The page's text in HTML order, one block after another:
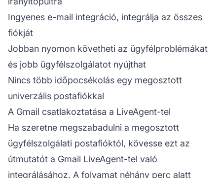
Ingyenes e-mail integráció, integrálja az összes
fiókját
Jobban nyomon követheti az ügyfélproblémákat
és jobb ügyfélszolgálatot nyújthat
Nincs több időpocsékolás egy megosztott
univerzális postafiókkal
A Gmail csatlakoztatása a LiveAgent-tel
Ha szeretne megszabadulni a megosztott
ügyfélszolgálati postafióktól, kövesse ezt az
útmutatót a Gmail LiveAgent-tel való
integrálásához. A folyamat néhány perc alatt